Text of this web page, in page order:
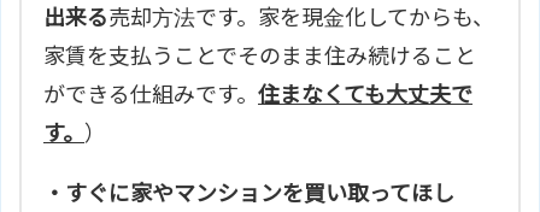
出来る売却方法です。家を現金化してからも、
家賃を支払うことでそのまま住み続けること
ができる仕組みです。 住まなくても大丈夫で
す。 ）
・すぐに家やマンションを買い取ってほし